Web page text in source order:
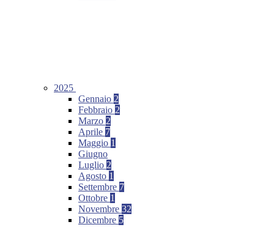
2025
Gennaio 2
Febbraio 2
Marzo 2
Aprile 7
Maggio 1
Giugno
Luglio 2
Agosto 1
Settembre 7
Ottobre 1
Novembre 32
Dicembre 5